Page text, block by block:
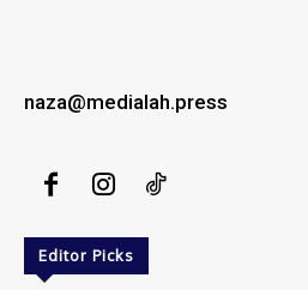
naza@medialah.press
Editor Picks